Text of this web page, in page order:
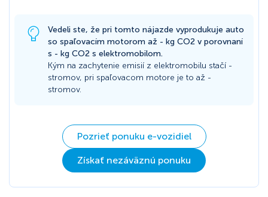
Vedeli ste, že pri tomto nájazde vyprodukuje auto
so spaľovacím motorom až - kg CO2 v porovnaní
s - kg CO2 s elektromobilom.
Kým na zachytenie emisií z elektromobilu stačí -
stromov, pri spaľovacom motore je to až -
stromov.
Pozrieť ponuku e-vozidiel
Získať nezáväznú ponuku